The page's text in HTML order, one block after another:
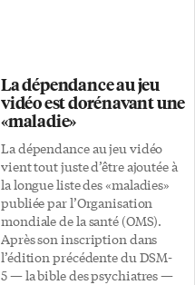
nouvel espace, le «StudiO». Ce
1er juillet, le Réseau du
patrimoine franco-ontarien
(RPFO) a emménagé dans un
local de l’édifice, au 435 rue
Donald. L’Assemblée de la
francophonie de l’Ontario
(AFO) fera de même le 1er août.
La Coalition […]
La dépendance au jeu
vidéo est dorénavant une
«maladie»
La dépendance au jeu vidéo
vient tout juste d’être ajoutée à
la longue liste des «maladies»
publiée par l’Organisation
mondiale de la santé (OMS).
Après son inscription dans
l’édition précédente du DSM-
5 — la bible des psychiatres —